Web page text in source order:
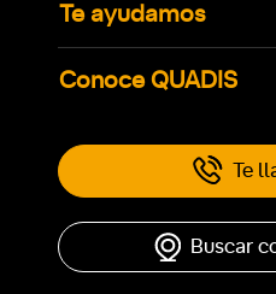
Te ayudamos
Conoce QUADIS
Te
Buscar